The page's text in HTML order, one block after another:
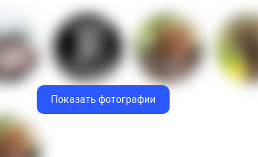
Показать фотографии